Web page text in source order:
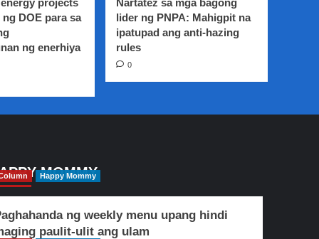
projects
DOE para sa
ng enerhiya
Nartatez sa mga bagong
lider ng PNPA: Mahigpit na
ipatupad ang anti-hazing
rules
0
MOMMY
Happy Mommy
ng weekly menu upang hindi
paulit-ulit ang ulam